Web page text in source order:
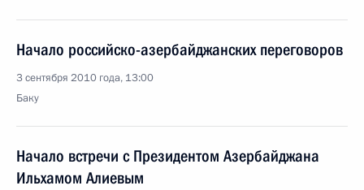
Начало российско-азербайджанских переговоров
3 сентября 2010 года, 13:00
Баку
Начало встречи с Президентом Азербайджана
Ильхамом Алиевым